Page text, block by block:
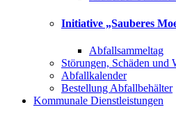
Initiative „Sauberes
Abfallsammeltag
Störungen, Schäden und
Abfallkalender
Bestellung Abfallbehälter
Kommunale Dienstleistungen